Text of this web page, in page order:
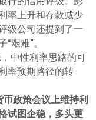
率上升和存款减少
级公司还提到了一
艰难”。
中性利率思路的可
率预期路径的转
政策会议上维持利
试图企稳，多头更